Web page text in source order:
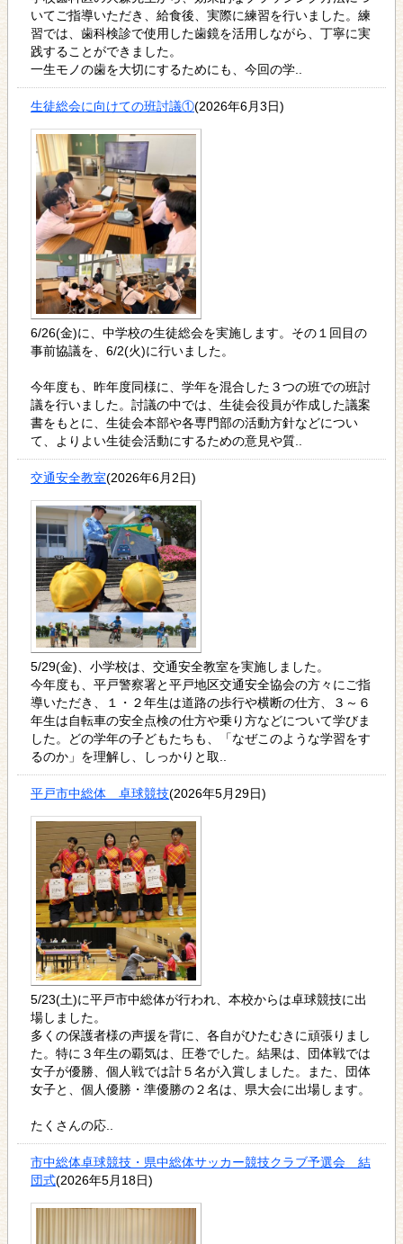
いてご指導いただき、給食後、実際に練習を行いました。練
習では、歯科検診で使用した歯鏡を活用しながら、丁寧に実
践することができました。
一生モノの歯を大切にするためにも、今回の学..
生徒総会に向けての班討議①(2026年6月3日)
6/26(金)に、中学校の生徒総会を実施します。その１回目の
事前協議を、6/2(火)に行いました。
今年度も、昨年度同様に、学年を混合した３つの班での班討
議を行いました。討議の中では、生徒会役員が作成した議案
書をもとに、生徒会本部や各専門部の活動方針などについ
て、よりよい生徒会活動にするための意見や質..
交通安全教室(2026年6月2日)
5/29(金)、小学校は、交通安全教室を実施しました。
今年度も、平戸警察署と平戸地区交通安全協会の方々にご指
導いただき、１・２年生は道路の歩行や横断の仕方、３～６
年生は自転車の安全点検の仕方や乗り方などについて学びま
した。どの学年の子どもたちも、「なぜこのような学習をす
るのか」を理解し、しっかりと取..
平戸市中総体 卓球競技(2026年5月29日)
5/23(土)に平戸市中総体が行われ、本校からは卓球競技に出
場しました。
多くの保護者様の声援を背に、各自がひたむきに頑張りまし
た。特に３年生の覇気は、圧巻でした。結果は、団体戦では
女子が優勝、個人戦では計５名が入賞しました。また、団体
女子と、個人優勝・準優勝の２名は、県大会に出場します。
たくさんの応..
市中総体卓球競技・県中総体サッカー競技クラブ予選会 結
団式(2026年5月18日)